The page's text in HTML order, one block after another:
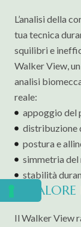
L’analisi della
tua tecnica
squilibri e
Walker View,
analisi
reale:
appoggio del
distribuzione
postura e
simmetria
stabilità
IL
Il Walker View